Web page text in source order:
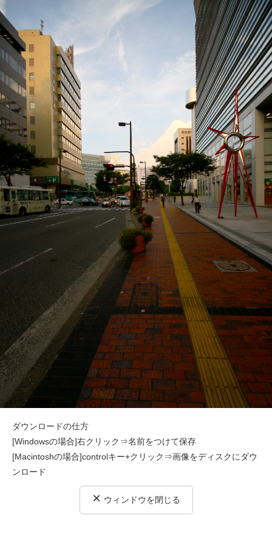
ダウンロードの仕方
[Windowsの場合]右クリック⇒名前をつけて保存
[Macintoshの場合]controlキー+クリック⇒画像をディスクにダウ
ンロード
× ウィンドウを閉じる